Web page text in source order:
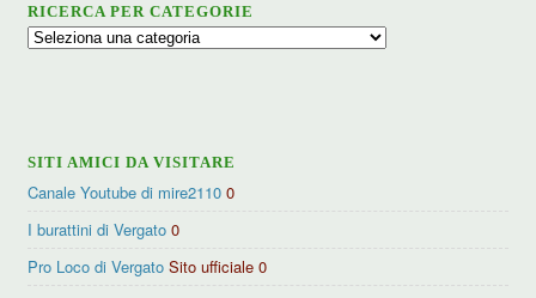
RICERCA PER CATEGORIE
Ricerca
SITI AMICI DA VISITARE
Canale Youtube di mire2110 0
I burattini di Vergato 0
Pro Loco di Vergato Sito ufficiale 0